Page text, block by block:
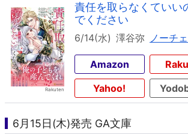
責任を取らなくていい
でください
6/14(水) 澤谷弥 ノーチ
Amazon
Yahoo!
6月15日(木)発売 GA文庫